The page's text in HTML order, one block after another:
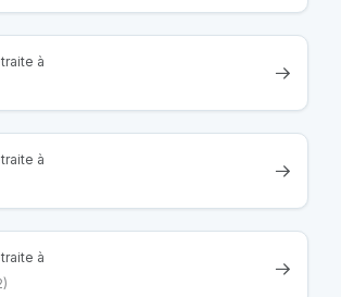
à
à
à